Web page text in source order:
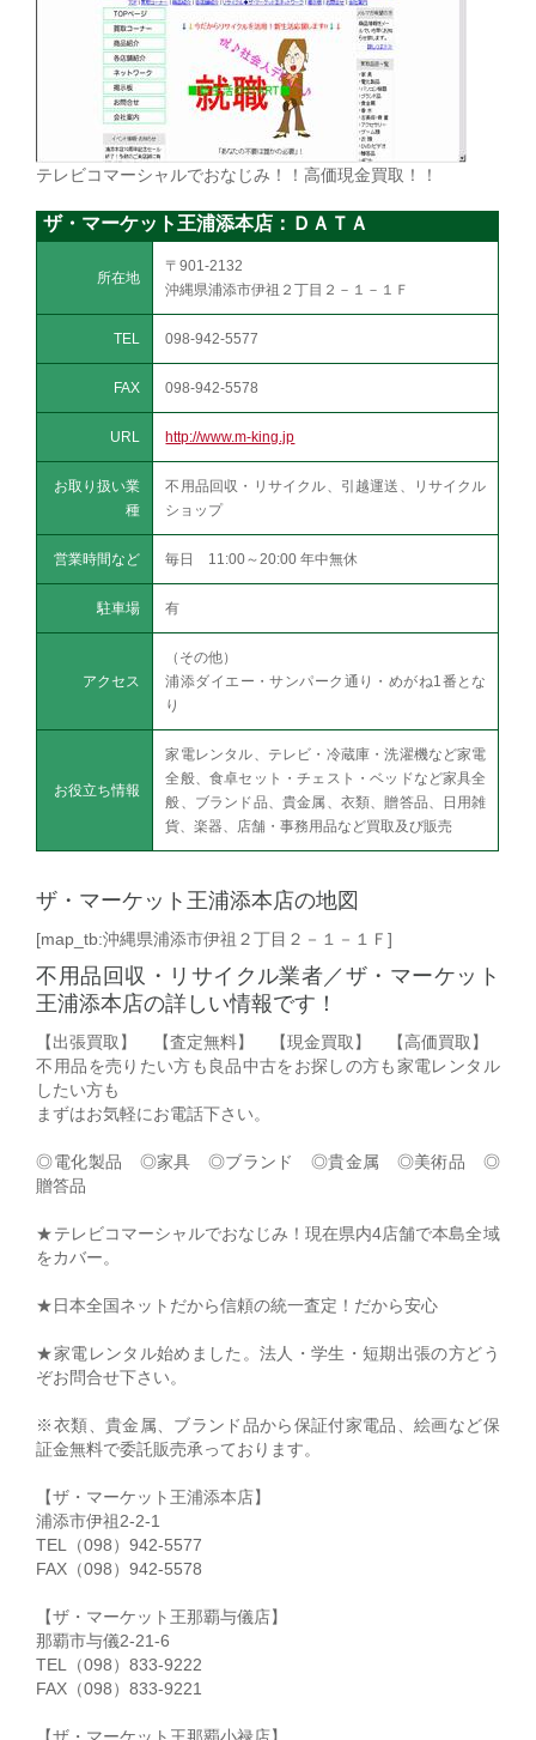
テレビコマーシャルでおなじみ！！高価現金買取！！
ザ・マーケット王浦添本店：ＤＡＴＡ
所在地
〒901-2132
沖縄県浦添市伊祖２丁目２－１－１Ｆ
TEL 098-942-5577
FAX 098-942-5578
URL http://www.m-king.jp
お取り扱い業
種
不用品回収・リサイクル、引越運送、リサイクル
ショップ
営業時間など 毎日 11:00～20:00 年中無休
駐車場 有
アクセス
（その他）
浦添ダイエー・サンパーク通り・めがね1番とな
り
お役立ち情報
家電レンタル、テレビ・冷蔵庫・洗濯機など家電
全般、食卓セット・チェスト・ベッドなど家具全
般、ブランド品、貴金属、衣類、贈答品、日用雑
貨、楽器、店舗・事務用品など買取及び販売
ザ・マーケット王浦添本店の地図
[map_tb:沖縄県浦添市伊祖２丁目２－１－１Ｆ]
不用品回収・リサイクル業者／ザ・マーケット
王浦添本店の詳しい情報です！
【出張買取】 【査定無料】 【現金買取】 【高価買取】
不用品を売りたい方も良品中古をお探しの方も家電レンタル
したい方も
まずはお気軽にお電話下さい。
◎電化製品 ◎家具 ◎ブランド ◎貴金属 ◎美術品 ◎
贈答品
★テレビコマーシャルでおなじみ！現在県内4店舗で本島全域
をカバー。
★日本全国ネットだから信頼の統一査定！だから安心
★家電レンタル始めました。法人・学生・短期出張の方どう
ぞお問合せ下さい。
※衣類、貴金属、ブランド品から保証付家電品、絵画など保
証金無料で委託販売承っております。
【ザ・マーケット王浦添本店】
浦添市伊祖2-2-1
TEL（098）942-5577
FAX（098）942-5578
【ザ・マーケット王那覇与儀店】
那覇市与儀2-21-6
TEL（098）833-9222
FAX（098）833-9221